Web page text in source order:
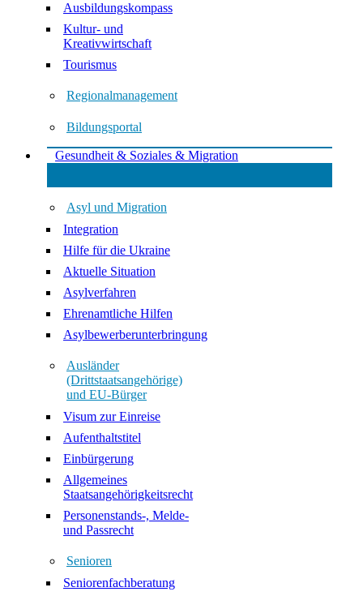
Ausbildungskompass
Kultur- und
Kreativwirtschaft
Tourismus
Regionalmanagement
Bildungsportal
Gesundheit & Soziales & Migration
Asyl und Migration
Integration
Hilfe für die Ukraine
Aktuelle Situation
Asylverfahren
Ehrenamtliche Hilfen
Asylbewerberunterbringung
Ausländer
(Drittstaatsangehörige)
und EU-Bürger
Visum zur Einreise
Aufenthaltstitel
Einbürgerung
Allgemeines
Staatsangehörigkeitsrecht
Personenstands-, Melde-
und Passrecht
Senioren
Seniorenfachberatung